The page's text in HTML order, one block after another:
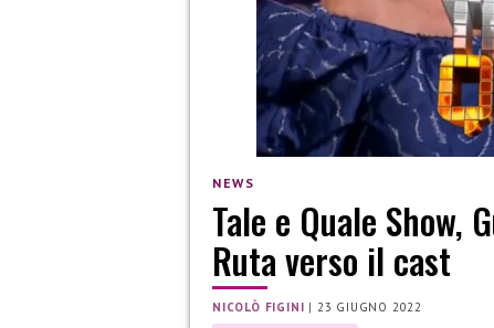
NEWS
Tale e Quale Show,
Ruta verso il cast
NICOLÒ FIGINI | 23 GIUGNO 2022